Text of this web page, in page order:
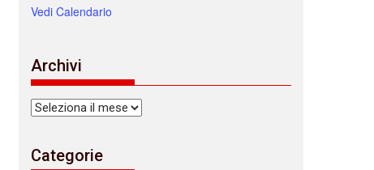
Vedi Calendario
Archivi
Archivi
Categorie